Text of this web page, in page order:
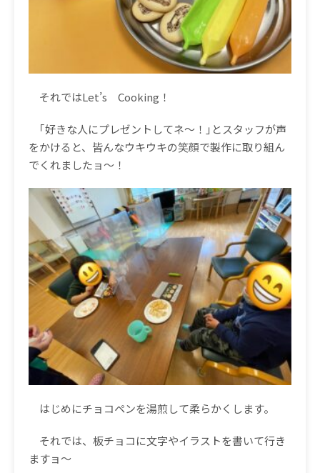
それではLet’s Cooking ！
｢好きな人にプレゼントしてネ〜！｣とスタッフが声
をかけると、皆んなウキウキの笑顔で製作に取り組ん
でくれましたョ〜！
はじめにチョコペンを湯煎して柔らかくします。
それでは、板チョコに文字やイラストを書いて行き
ますョ〜